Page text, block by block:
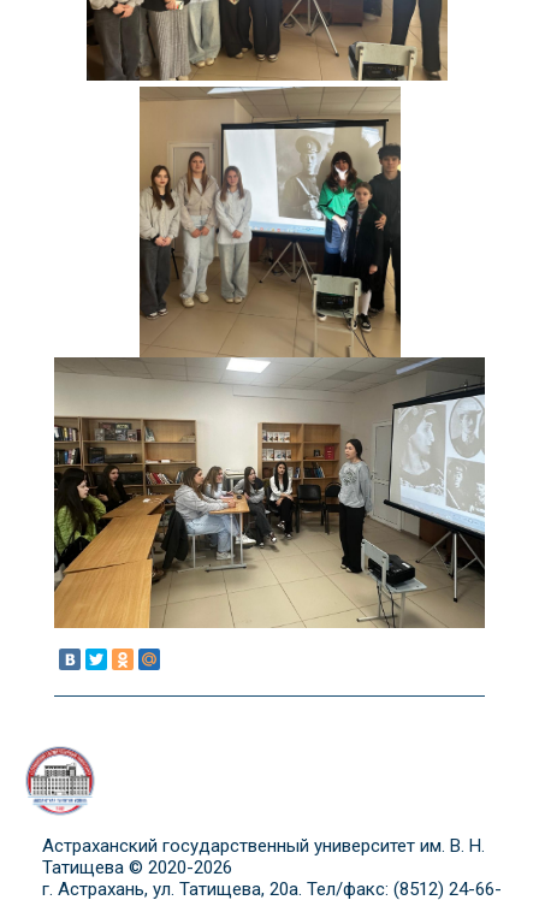
Астраханский государственный университет им. В. Н.
Татищева © 2020-2026
г. Астрахань, ул. Татищева, 20а. Тел/факс: (8512) 24-66-